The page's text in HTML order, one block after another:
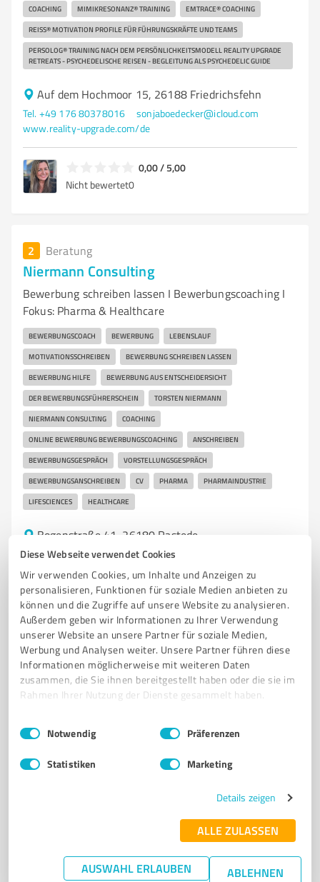
Diese Webseite verwendet Cookies
Wir verwenden Cookies, um Inhalte und Anzeigen zu
personalisieren, Funktionen für soziale Medien anbieten zu
können und die Zugriffe auf unsere Website zu analysieren.
Außerdem geben wir Informationen zu Ihrer Verwendung
unserer Website an unsere Partner für soziale Medien,
Werbung und Analysen weiter. Unsere Partner führen diese
Informationen möglicherweise mit weiteren Daten
zusammen, die Sie ihnen bereitgestellt haben oder die sie im
Rahmen Ihrer Nutzung der Dienste gesammelt haben.
Impressum Datenschutzbestimmungen
Einwilligungsauswahl
Notwendig Präferenzen
Statistiken Marketing
Details zeigen
ALLE ZULASSEN
AUSWAHL ERLAUBEN ABLEHNEN
COACHING MIMIKRESONANZ® TRAINING EMTRACE® COACHING
REISS® MOTIVATION PROFILE FÜR FÜHRUNGSKRÄFTE UND TEAMS
PERSOLOG® TRAINING NACH DEM PERSÖNLICHKEITSMODELL REALITY UPGRADE
RETREATS - PSYCHEDELISCHE REISEN - BEGLEITUNG ALS PSYCHEDELIC GUIDE
Auf dem Hochmoor 15, 26188 Friedrichsfehn
Tel. +49 176 80378016
sonjaboedecker@icloud.com
www.reality-upgrade.com/de
0,00 / 5,00
Nicht bewertet0
2 Beratung
Niermann Consulting
Bewerbung schreiben lassen I Bewerbungscoaching I
Fokus: Pharma & Healthcare
BEWERBUNGSCOACH BEWERBUNG LEBENSLAUF
MOTIVATIONSSCHREIBEN BEWERBUNG SCHREIBEN LASSEN
BEWERBUNG HILFE BEWERBUNG AUS ENTSCHEIDERSICHT
DER BEWERBUNGSFÜHRERSCHEIN TORSTEN NIERMANN
NIERMANN CONSULTING COACHING
ONLINE BEWERBUNG BEWERBUNGSCOACHING ANSCHREIBEN
BEWERBUNGSGESPRÄCH VORSTELLUNGSGESPRÄCH
BEWERBUNGSANSCHREIBEN CV PHARMA PHARMAINDUSTRIE
LIFESCIENCES HEALTHCARE
Bogenstraße 41, 26180 Rastede
Tel. 04402 598371
info@niermannconsulting.de
www.niermannconsulting.de/
0,00 / 5,00
Nicht bewertet0
Sie möchten auch hier gelistet werden?
Registrieren Sie sich jetzt und werden Sie ein von
Kunden empfohlener ProvenExpert!